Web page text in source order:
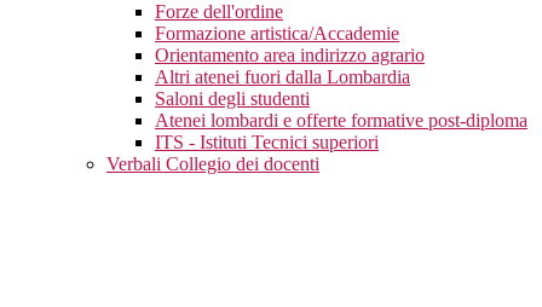
Forze dell'ordine
Formazione artistica/Accademie
Orientamento area indirizzo agrario
Altri atenei fuori dalla Lombardia
Saloni degli studenti
Atenei lombardi e offerte formative post-diploma
ITS - Istituti Tecnici superiori
Verbali Collegio dei docenti